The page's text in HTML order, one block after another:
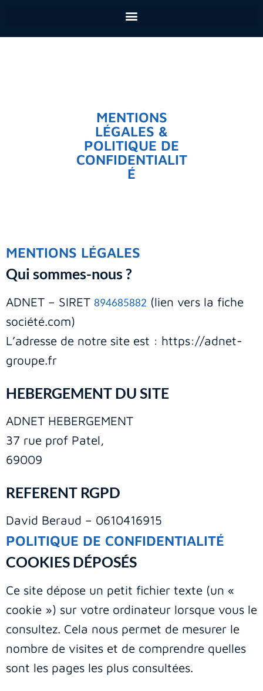
MENTIONS
LÉGALES &
POLITIQUE DE
CONFIDENTIALIT
É
MENTIONS LÉGALES
Qui sommes-nous ?
ADNET – SIRET 894685882 (lien vers la fiche
société.com)
L’adresse de notre site est : https://adnet-
groupe.fr
HEBERGEMENT DU SITE
ADNET HEBERGEMENT
37 rue prof Patel,
69009
REFERENT RGPD
David Beraud – 0610416915
POLITIQUE DE CONFIDENTIALITÉ
COOKIES DÉPOSÉS
Ce site dépose un petit fichier texte (un «
cookie ») sur votre ordinateur lorsque vous le
consultez. Cela nous permet de mesurer le
nombre de visites et de comprendre quelles
sont les pages les plus consultées.